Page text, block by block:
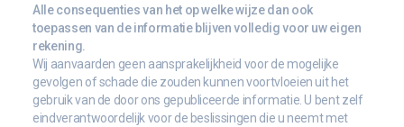
Alle consequenties van het op welke wijze dan ook
toepassen van de informatie blijven volledig voor uw eigen
rekening.
Wij aanvaarden geen aansprakelijkheid voor de mogelijke
gevolgen of schade die zouden kunnen voortvloeien uit het
gebruik van de door ons gepubliceerde informatie. U bent zelf
eindverantwoordelijk voor de beslissingen die u neemt met